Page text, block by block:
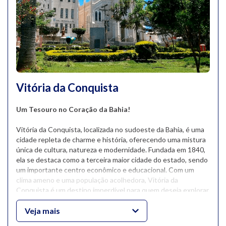
Vitória da Conquista
Um Tesouro no Coração da Bahia!
Vitória da Conquista, localizada no sudoeste da Bahia, é uma
cidade repleta de charme e história, oferecendo uma mistura
única de cultura, natureza e modernidade. Fundada em 1840,
ela se destaca como a terceira maior cidade do estado, sendo
um importante centro econômico e educacional. Com um
clima ameno e uma população acolhedora, Vitória da
Conquista é um destino imperdível para quem deseja explorar
as riquezas do interior baiano.
OParque Municipal da Serra do Periperi
Veja mais